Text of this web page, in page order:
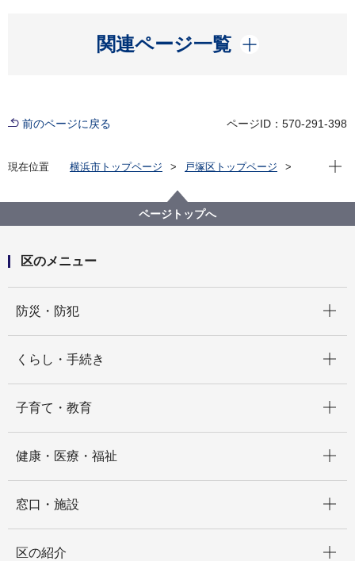
関連ページ一覧
開く
前のページに戻る ページID：570-291-398
現在位置 横浜市トップページ
戸塚区トップページ
「戸塚駅西口市有地活用について」のアンケート集計
結果について
現在
ページトップへ
区のメニュー
防災・防犯
くらし・手続き
子育て・教育
健康・医療・福祉
窓口・施設
区の紹介